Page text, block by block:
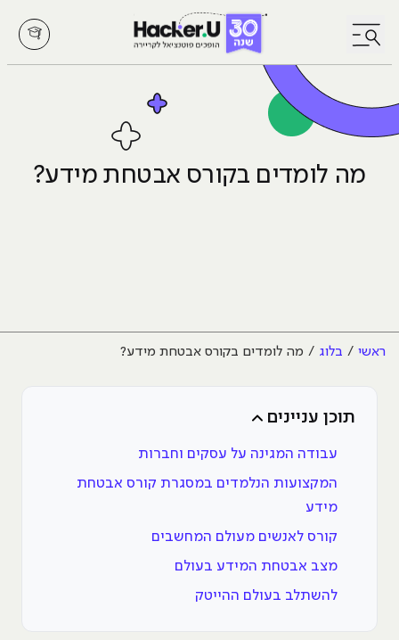
לחץ לפתיחת/סגירת תפריט
מה לומדים בקורס אבטחת מידע?
ראשי בלוג מה לומדים בקורס אבטחת מידע?
תוכן עניינים
עבודה המגינה על עסקים וחברות
המקצועות הנלמדים במסגרת קורס אבטחת
מידע
קורס לאנשים מעולם המחשבים
מצב אבטחת המידע בעולם
להשתלב בעולם ההייטק